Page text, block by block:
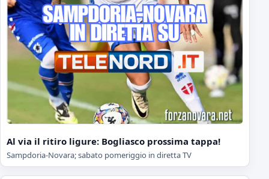
Al via il ritiro ligure: Bogliasco prossima tappa!
Sampdoria-Novara; sabato pomeriggio in diretta TV